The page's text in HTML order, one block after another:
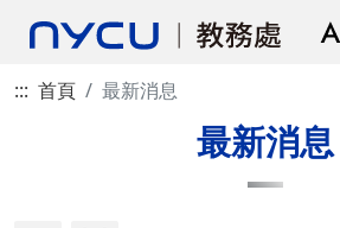
::: 首頁 最新消息
最新消息